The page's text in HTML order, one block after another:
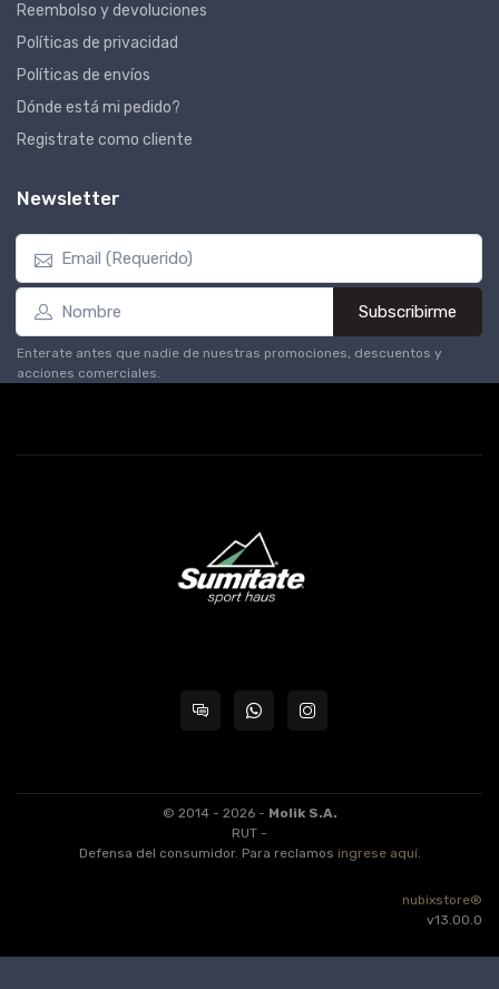
Reembolso y devoluciones
Políticas de privacidad
Políticas de envíos
Dónde está mi pedido?
Registrate como cliente
Newsletter
Subscribirme
Enterate antes que nadie de nuestras promociones, descuentos y
acciones comerciales.
© 2014 - 2026 - Molik S.A.
RUT -
Defensa del consumidor. Para reclamos ingrese aquí.
nubixstore®
v13.00.0